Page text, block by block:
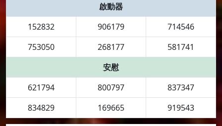
啟動器
152832
906179
714546
753050
268177
581741
安慰
621794
800797
837347
834829
169665 919543